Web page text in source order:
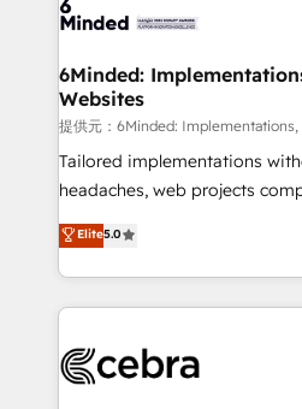
tailored to your GTM motion. 🔹 Migrations:
from other CRMs to HubSpot
downtime. 🔹 RevOps Strategy: Align teams,
processes, and data to drive
Integrations: Connect
for better adoption. 🔹 Custom Solutions: Build
SOC 2 Type II and ISO 27001
our commitment to data
6Minded:
Websites
提供元：6Minded:
Tailored implementations
headaches, web projects
house team of certified CRM
developers, designers, and
aspects of your HubSpot. ✨ 400+ global clients ✨
100+ seamless migrations
implementations, and 5,000+
Elite5.0